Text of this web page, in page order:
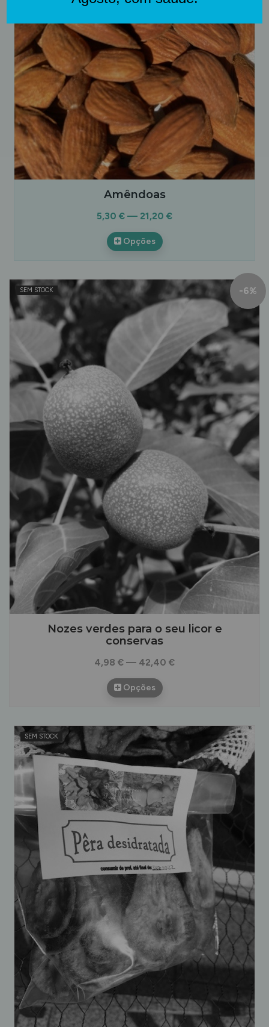
Amêndoas
5,30 € — 21,20 €
Opções
-6%
SEM STOCK
Nozes verdes para o seu licor e
conservas
4,98 € — 42,40 €
Opções
SEM STOCK